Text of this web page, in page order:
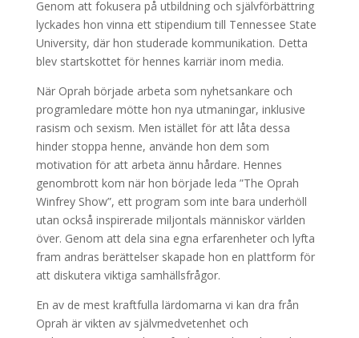
Genom att fokusera på utbildning och självförbättring
lyckades hon vinna ett stipendium till Tennessee State
University, där hon studerade kommunikation. Detta
blev startskottet för hennes karriär inom media.
När Oprah började arbeta som nyhetsankare och
programledare mötte hon nya utmaningar, inklusive
rasism och sexism. Men istället för att låta dessa
hinder stoppa henne, använde hon dem som
motivation för att arbeta ännu hårdare. Hennes
genombrott kom när hon började leda ”The Oprah
Winfrey Show”, ett program som inte bara underhöll
utan också inspirerade miljontals människor världen
över. Genom att dela sina egna erfarenheter och lyfta
fram andras berättelser skapade hon en plattform för
att diskutera viktiga samhällsfrågor.
En av de mest kraftfulla lärdomarna vi kan dra från
Oprah är vikten av självmedvetenhet och